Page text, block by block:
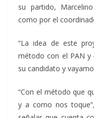
su partido,
como por el
“La idea de este
método con el PAN y
su candidato y
“Con el método que
y a como nos